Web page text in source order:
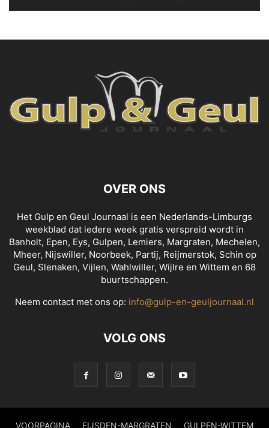
OVER ONS
Het Gulp en Geul Journaal is een Nederlands-Limburgs
weekblad dat iedere week gratis verspreid wordt in
Banholt, Epen, Eys, Gulpen, Lemiers, Margraten, Mechelen,
Mheer, Nijswiller, Noorbeek, Partij, Reijmerstok, Schin op
Geul, Slenaken, Vijlen, Wahlwiller, Wijlre en Wittem en 68
buurtschappen.
Neem contact met ons op: info@gulp-en-geuljournaal.nl
VOLG ONS
VOORPAGINA EIJSDEN-MARGRATEN GULPEN-WITTEM